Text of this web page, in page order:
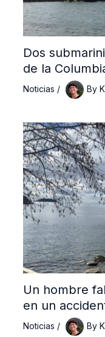
Dos
de la
Noticias / By
Un hombre
en un
Noticias / By